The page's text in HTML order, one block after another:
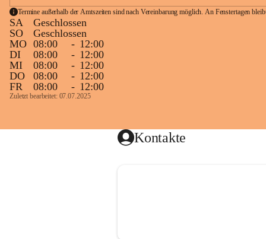
Termine außerhalb der Amtszeiten sind nach Vereinbarung möglich. An Fenstertagen
SA
Geschlossen
SO
Geschlossen
MO 08:00 - 12:00
DI
08:00 - 12:00
MI
08:00 - 12:00
DO
08:00 - 12:00
FR
08:00 - 12:00
Zuletzt bearbeitet: 07.07.2025
Kontakte